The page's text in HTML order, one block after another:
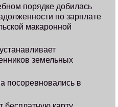
порядке добилась
по зарплате
макаронной
земельных
посоревновались в